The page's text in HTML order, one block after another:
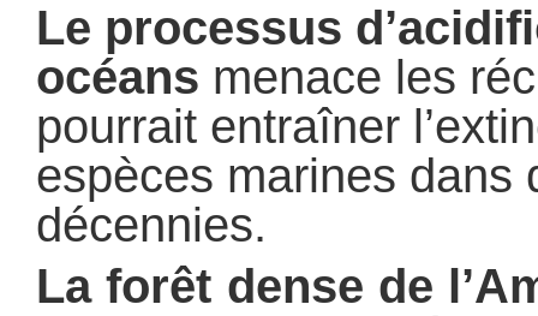
Le processus
océans menace les
pourrait entraîner
espèces marines dans
décennies.
La forêt dense de